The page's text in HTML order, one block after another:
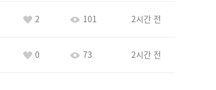
2 101 2시간 전
0 73 2시간 전